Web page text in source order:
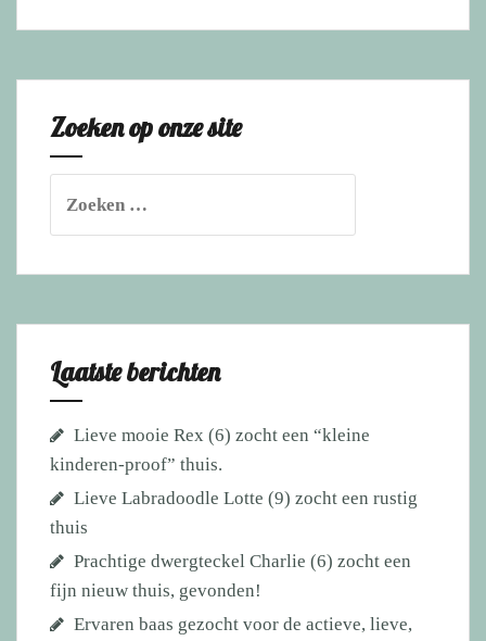
Aussie
zocht
actieve
met
en
mand!
Zoeken op onze site
naar:
Laatste berichten
Lieve mooie Rex (6) zocht een “kleine
kinderen-proof” thuis.
Lieve Labradoodle Lotte (9) zocht een rustig
thuis
Prachtige dwergteckel Charlie (6) zocht een
fijn nieuw thuis, gevonden!
Ervaren baas gezocht voor de actieve, lieve,